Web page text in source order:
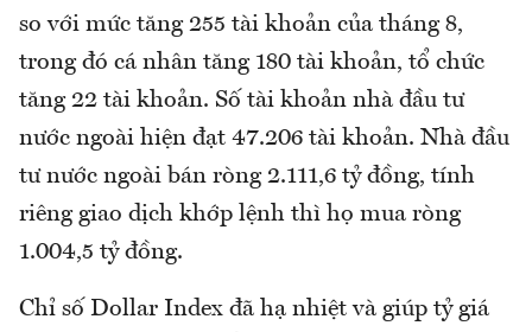
so với mức tăng 255 tài khoản của tháng 8,
trong đó cá nhân tăng 180 tài khoản, tổ chức
tăng 22 tài khoản. Số tài khoản nhà đầu tư
nước ngoài hiện đạt 47.206 tài khoản. Nhà đầu
tư nước ngoài bán ròng 2.111,6 tỷ đồng, tính
riêng giao dịch khớp lệnh thì họ mua ròng
1.004,5 tỷ đồng.
Chỉ số Dollar Index đã hạ nhiệt và giúp tỷ giá